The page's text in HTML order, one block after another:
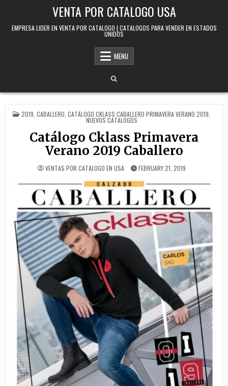
VENTA POR CATALOGO USA
EMPRESA LIDER EN VENTA POR CATALOGO | CATALOGOS PARA VENDER EN ESTADOS
UNIDOS
MENU
POSTED IN
2019 CABALLERO CATÁLOGO CKLASS CABALLERO PRIMAVERA VERANO 2019
NUEVOS CATALOGOS
Catálogo Cklass Primavera
Verano 2019 Caballero
VENTAS POR CATALOGO EN USA FEBRUARY 21, 2019